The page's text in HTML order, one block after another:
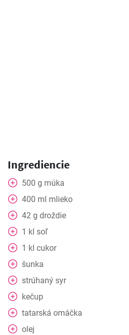
Ingrediencie
500 g múka
400 ml mlieko
42 g droždie
1 kl soľ
1 kl cukor
šunka
strúhaný syr
kečup
tatarská omáčka
olej